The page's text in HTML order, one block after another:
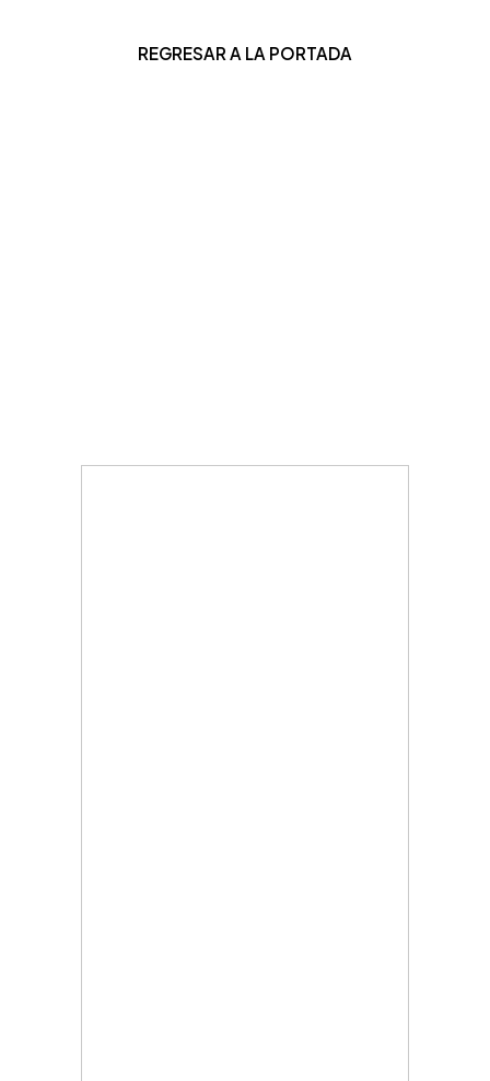
REGRESAR A LA PORTADA